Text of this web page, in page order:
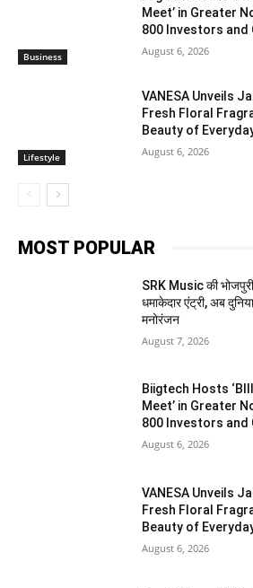
Business
Meet’ in Greater
800 Investors and
August 6, 2026
Lifestyle
VANESA Unveils
Fresh Floral
Beauty of
August 6, 2026
MOST POPULAR
SRK Music की
धमाकेदार एंट्री, अब
मनोरंजन
August 7, 2026
Biigtech Hosts
Meet’ in Greater
800 Investors and
August 6, 2026
VANESA Unveils
Fresh Floral
Beauty of
August 6, 2026